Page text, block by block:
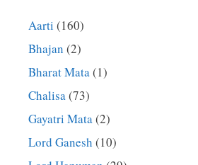
Aarti (160)
Bhajan (2)
Bharat Mata(1)
Chalisa(73)
Gayatri Mata(2)
Lord Ganesh (10)